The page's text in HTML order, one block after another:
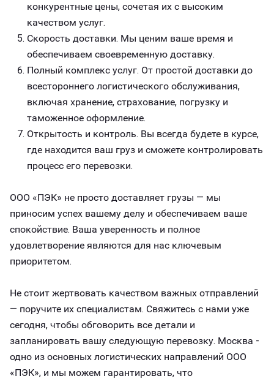
конкурентные цены, сочетая их с высоким
качеством услуг.
Скорость доставки. Мы ценим ваше время и
обеспечиваем своевременную доставку.
Полный комплекс услуг. От простой доставки до
всестороннего логистического обслуживания,
включая хранение, страхование, погрузку и
таможенное оформление.
Открытость и контроль. Вы всегда будете в курсе,
где находится ваш груз и сможете контролировать
процесс его перевозки.
ООО «ПЭК» не просто доставляет грузы — мы
приносим успех вашему делу и обеспечиваем ваше
спокойствие. Ваша уверенность и полное
удовлетворение являются для нас ключевым
приоритетом.
Не стоит жертвовать качеством важных отправлений
— поручите их специалистам. Свяжитесь с нами уже
сегодня, чтобы обговорить все детали и
запланировать вашу следующую перевозку. Москва -
одно из основных логистических направлений ООО
«ПЭК», и мы можем гарантировать, что